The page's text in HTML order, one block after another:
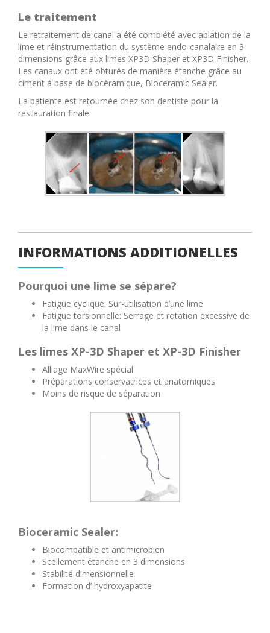
Le traitement
Le retraitement de canal a été complété avec ablation de la
lime et réinstrumentation du système endo-canalaire en 3
dimensions grâce aux limes XP3D Shaper et XP3D Finisher.
Les canaux ont été obturés de manière étanche grâce au
ciment à base de biocéramique, Bioceramic Sealer.
La patiente est retournée chez son dentiste pour la
restauration finale.
INFORMATIONS ADDITIONELLES
Pourquoi une lime se sépare?
Fatigue cyclique: Sur-utilisation d’une lime
Fatigue torsionnelle: Serrage et rotation excessive de
la lime dans le canal
Les limes XP-3D Shaper et XP-3D Finisher
Alliage MaxWire spécial
Préparations conservatrices et anatomiques
Moins de risque de séparation
Bioceramic Sealer:
Biocompatible et antimicrobien
Scellement étanche en 3 dimensions
Stabilité dimensionnelle
Formation d’ hydroxyapatite